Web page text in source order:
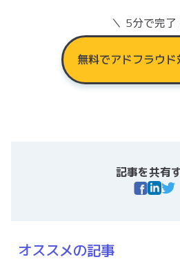
＼ 5分で完了
無料でアドフラウ
記事を共有
オススメの記事